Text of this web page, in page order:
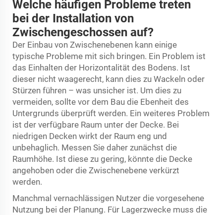
Welche häufigen Probleme treten
bei der Installation von
Zwischengeschossen auf?
Der Einbau von Zwischenebenen kann einige
typische Probleme mit sich bringen. Ein Problem ist
das Einhalten der Horizontalität des Bodens. Ist
dieser nicht waagerecht, kann dies zu Wackeln oder
Stürzen führen – was unsicher ist. Um dies zu
vermeiden, sollte vor dem Bau die Ebenheit des
Untergrunds überprüft werden. Ein weiteres Problem
ist der verfügbare Raum unter der Decke. Bei
niedrigen Decken wirkt der Raum eng und
unbehaglich. Messen Sie daher zunächst die
Raumhöhe. Ist diese zu gering, könnte die Decke
angehoben oder die Zwischenebene verkürzt
werden.
Manchmal vernachlässigen Nutzer die vorgesehene
Nutzung bei der Planung. Für Lagerzwecke muss die